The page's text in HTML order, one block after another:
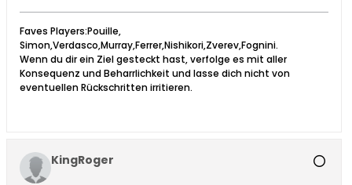
Faves Players:Pouille,
Simon,Verdasco,Murray,Ferrer,Nishikori,Zverev,Fognini.
Wenn du dir ein Ziel gesteckt hast, verfolge es mit aller
Konsequenz und Beharrlichkeit und lasse dich nicht von
eventuellen Rückschritten irritieren.
KingRoger